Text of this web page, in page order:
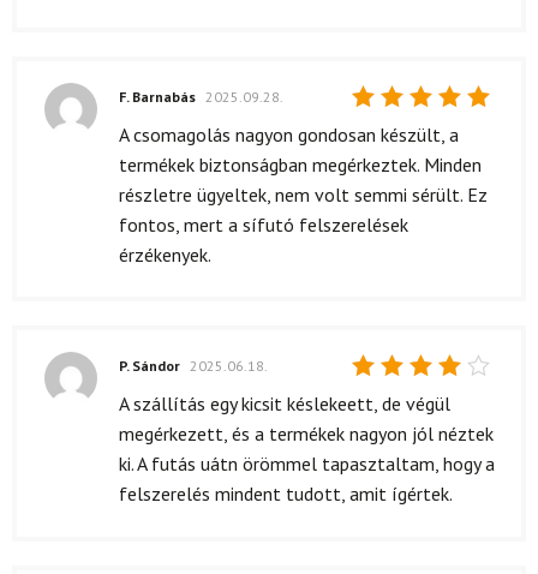
Értékelés:
F. Barnabás 2025.09.28.
A csomagolás nagyon gondosan készült, a
termékek biztonságban megérkeztek. Minden
részletre ügyeltek, nem volt semmi sérült. Ez
fontos, mert a sífutó felszerelések
érzékenyek.
Értékelés:
/ 5
P. Sándor 2025.06.18.
A szállítás egy kicsit késlekeett, de végül
megérkezett, és a termékek nagyon jól néztek
ki. A futás uátn örömmel tapasztaltam, hogy a
felszerelés mindent tudott, amit ígértek.